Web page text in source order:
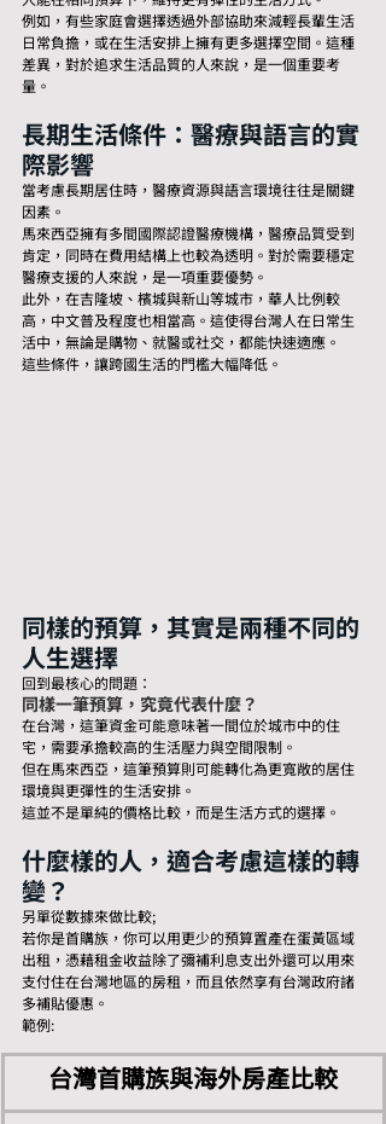
例如，有些家庭會選擇透過外部協助來減輕長輩生活
日常負擔，或在生活安排上擁有更多選擇空間。這種
差異，對於追求生活品質的人來說，是一個重要考
量。
長期生活條件：醫療與語言的實
際影響
當考慮長期居住時，醫療資源與語言環境往往是關鍵
因素。
馬來西亞擁有多間國際認證醫療機構，醫療品質受到
肯定，同時在費用結構上也較為透明。對於需要穩定
醫療支援的人來說，是一項重要優勢。
此外，在吉隆坡、檳城與新山等城市，華人比例較
高，中文普及程度也相當高。這使得台灣人在日常生
活中，無論是購物、就醫或社交，都能快速適應。
這些條件，讓跨國生活的門檻大幅降低。
同樣的預算，其實是兩種不同的
人生選擇
回到最核心的問題：
同樣一筆預算，究竟代表什麼？
在台灣，這筆資金可能意味著一間位於城市中的住
宅，需要承擔較高的生活壓力與空間限制。
但在馬來西亞，這筆預算則可能轉化為更寬敞的居住
環境與更彈性的生活安排。
這並不是單純的價格比較，而是生活方式的選擇。
什麼樣的人，適合考慮這樣的轉
變？
另單從數據來做比較;
若你是首購族，你可以用更少的預算置產在蛋黃區域
出租，憑藉租金收益除了彌補利息支出外還可以用來
支付住在台灣地區的房租，而且依然享有台灣政府諸
多補貼優惠。
範例:
台灣首購族與海外房產比較